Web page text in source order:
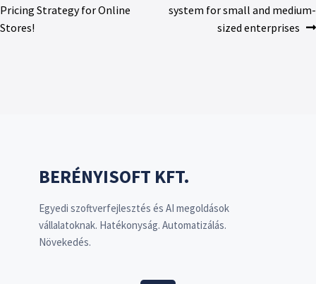
Pricing Strategy for Online
Stores!
system for small and medium-
sized enterprises
BERÉNYISOFT KFT.
Egyedi szoftverfejlesztés és AI megoldások
vállalatoknak. Hatékonyság. Automatizálás.
Növekedés.